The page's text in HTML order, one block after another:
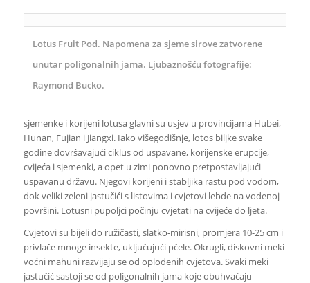
Lotus Fruit Pod. Napomena za sjeme sirove zatvorene
unutar poligonalnih jama. Ljubaznošću fotografije:
Raymond Bucko.
sjemenke i korijeni lotusa glavni su usjev u provincijama Hubei,
Hunan, Fujian i Jiangxi. Iako višegodišnje, lotos biljke svake
godine dovršavajući ciklus od uspavane, korijenske erupcije,
cvijeća i sjemenki, a opet u zimi ponovno pretpostavljajući
uspavanu državu. Njegovi korijeni i stabljika rastu pod vodom,
dok veliki zeleni jastučići s listovima i cvjetovi lebde na vodenoj
površini. Lotusni pupoljci počinju cvjetati na cvijeće do ljeta.
Cvjetovi su bijeli do ružičasti, slatko-mirisni, promjera 10-25 cm i
privlače mnoge insekte, uključujući pčele. Okrugli, diskovni meki
voćni mahuni razvijaju se od oplođenih cvjetova. Svaki meki
jastučić sastoji se od poligonalnih jama koje obuhvaćaju